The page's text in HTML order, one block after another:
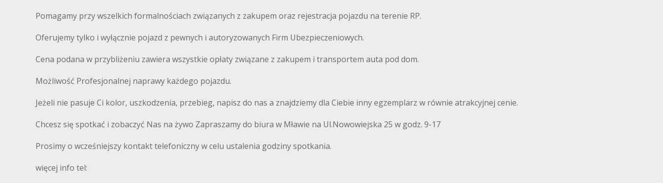
Pomagamy przy wszelkich formalnościach związanych z zakupem oraz rejestracja pojazdu na terenie RP.
Oferujemy tylko i wyłącznie pojazd z pewnych i autoryzowanych Firm Ubezpieczeniowych.
Cena podana w przybliżeniu zawiera wszystkie opłaty związane z zakupem i transportem auta pod dom.
Możliwość Profesjonalnej naprawy każdego pojazdu.
Jeżeli nie pasuje Ci kolor, uszkodzenia, przebieg, napisz do nas a znajdziemy dla Ciebie inny egzemplarz w równie atrakcyjnej cenie.
Chcesz się spotkać i zobaczyć Nas na żywo Zapraszamy do biura w Mławie na Ul.Nowowiejska 25 w godz. 9-17
Prosimy o wcześniejszy kontakt telefoniczny w celu ustalenia godziny spotkania.
więcej info tel: